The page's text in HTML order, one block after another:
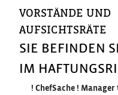
VORSTÄNDE UND
AUFSICHTSRÄTE
SIE BEFINDEN
IM
! ChefSache !